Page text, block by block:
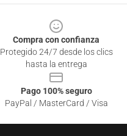
Compra con confianza
Protegido 24/7 desde los clics
hasta la entrega
Pago 100% seguro
PayPal / MasterCard / Visa